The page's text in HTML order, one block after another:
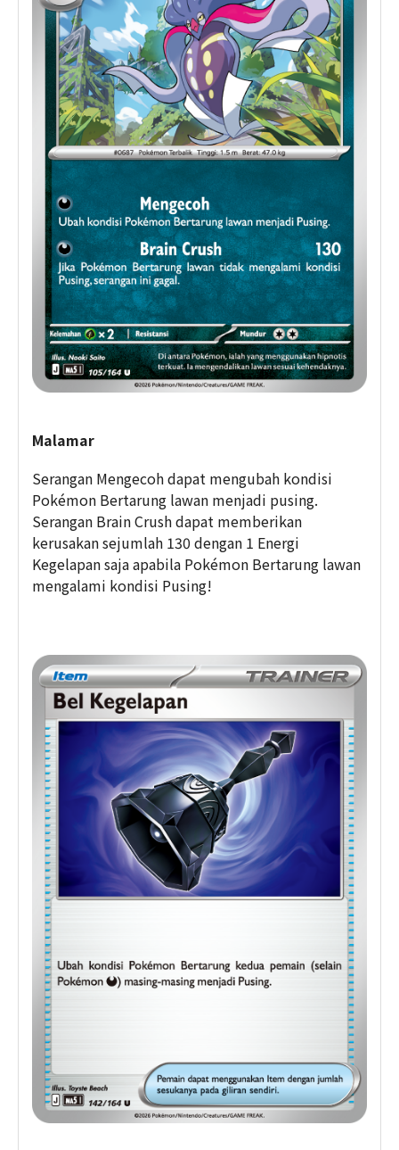
Malamar
Serangan Mengecoh dapat mengubah kondisi
Pokémon Bertarung lawan menjadi pusing.
Serangan Brain Crush dapat memberikan
kerusakan sejumlah 130 dengan 1 Energi
Kegelapan saja apabila Pokémon Bertarung lawan
mengalami kondisi Pusing!